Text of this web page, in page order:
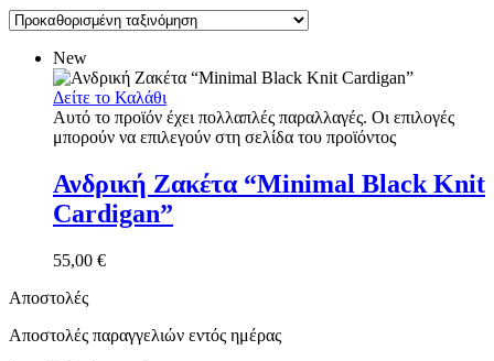
New
Δείτε το Καλάθι
Αυτό το προϊόν έχει πολλαπλές παραλλαγές. Οι επιλογές
μπορούν να επιλεγούν στη σελίδα του προϊόντος
Ανδρική Ζακέτα “Minimal Black Knit
Cardigan”
55,00 €
Αποστολές
Αποστολές παραγγελιών εντός ημέρας